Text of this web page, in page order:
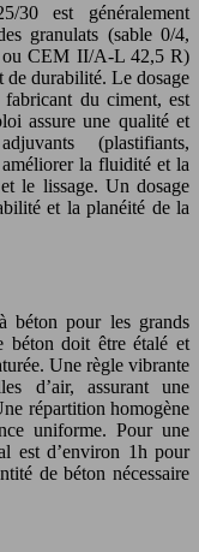
30 est généralement
granulats (sable 0/4,
ou CEM II/A-L 42,5 R)
de durabilité. Le dosage
fabricant du ciment, est
assure une qualité et
(plastifiants,
la fluidité et la
le lissage. Un dosage
et la planéité de la
béton pour les grands
béton doit être étalé et
Une règle vibrante
d’air, assurant une
répartition homogène
uniforme. Pour une
est d’environ 1h pour
de béton nécessaire